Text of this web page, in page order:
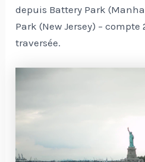
depuis Battery Park
Park (New Jersey) –
traversée.